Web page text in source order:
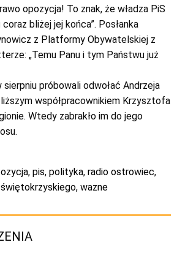
opozycja! To znak, że władza PiS
bliżej jej końca”. Posłanka
z Platformy Obywatelskiej z
„Temu Panu i tym Państwu już
sierpniu próbowali odwołać Andrzeja
współpracownikiem Krzysztofa
Wtedy zabrakło im do jego
, pis, polityka, radio ostrowiec,
, wazne